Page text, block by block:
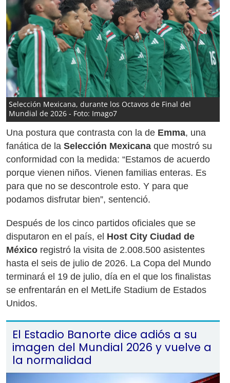
Selección Mexicana, durante los Octavos de Final del
Mundial de 2026 - Foto: Imago7
Una postura que contrasta con la de Emma, una
fanática de la Selección Mexicana que mostró su
conformidad con la medida: “Estamos de acuerdo
porque vienen niños. Vienen familias enteras. Es
para que no se descontrole esto. Y para que
podamos disfrutar bien”, sentenció.
Después de los cinco partidos oficiales que se
disputaron en el país, el Host City Ciudad de
México registró la visita de 2.008.500 asistentes
hasta el seis de julio de 2026. La Copa del Mundo
terminará el 19 de julio, día en el que los finalistas
se enfrentarán en el MetLife Stadium de Estados
Unidos.
El Estadio Banorte dice adiós a su
imagen del Mundial 2026 y vuelve a
la normalidad